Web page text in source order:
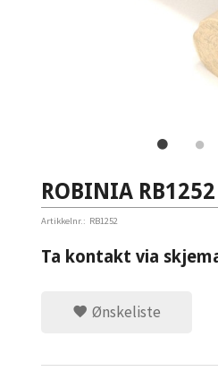
ROBINIA RB1252
Artikkelnr.: RB1252
Ta kontakt via
Ønskeliste